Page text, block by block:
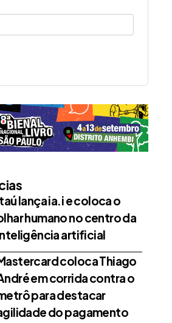
lança ia.i e coloca o
humano no centro da
artificial
coloca Thiago
em corrida contra o
para destacar
do pagamento